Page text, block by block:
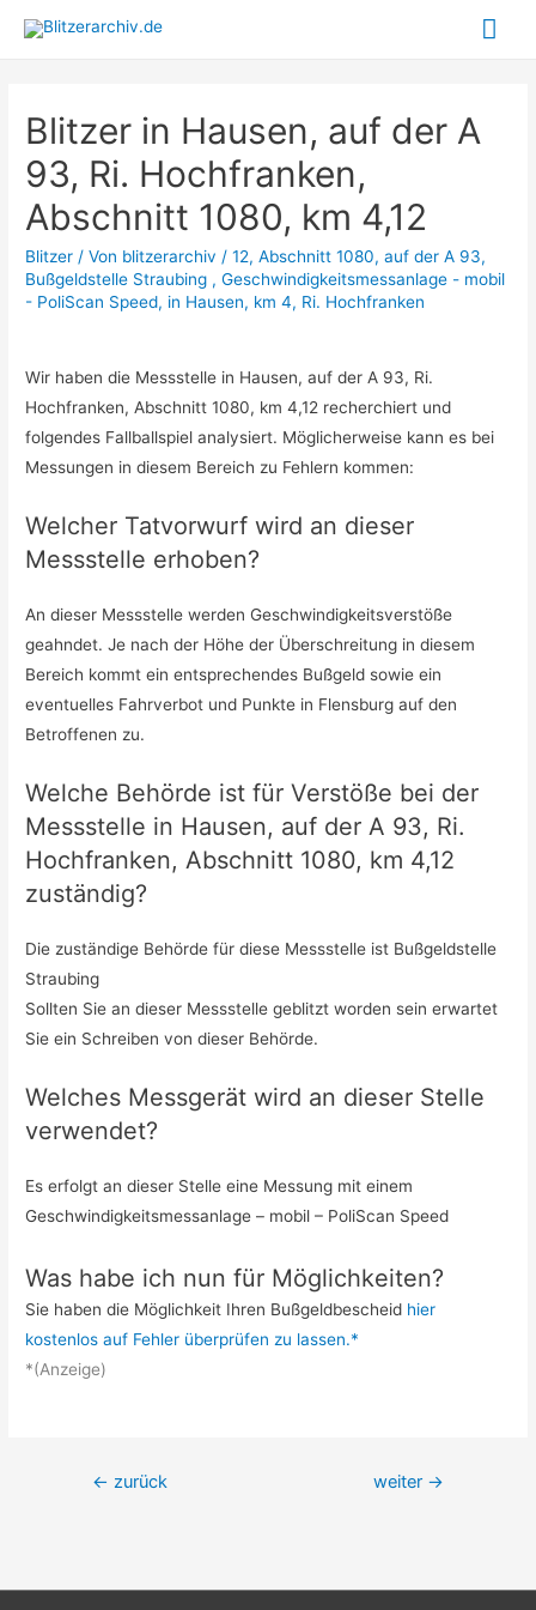
Blitzer in Hausen, auf der A
93, Ri. Hochfranken,
Abschnitt 1080, km 4,12
Blitzer / Von blitzerarchiv /12,Abschnitt 1080,auf der A 93,
Bußgeldstelle Straubing ,Geschwindigkeitsmessanlage - mobil
- PoliScan Speed, in Hausen, km 4, Ri. Hochfranken
Wir haben die Messstelle in Hausen, auf der A 93, Ri.
Hochfranken, Abschnitt 1080, km 4,12 recherchiert und
folgendes Fallballspiel analysiert. Möglicherweise kann es bei
Messungen in diesem Bereich zu Fehlern kommen:
Welcher Tatvorwurf wird an dieser
Messstelle erhoben?
An dieser Messstelle werden Geschwindigkeitsverstöße
geahndet. Je nach der Höhe der Überschreitung in diesem
Bereich kommt ein entsprechendes Bußgeld sowie ein
eventuelles Fahrverbot und Punkte in Flensburg auf den
Betroffenen zu.
Welche Behörde ist für Verstöße bei der
Messstelle in Hausen, auf der A 93, Ri.
Hochfranken, Abschnitt 1080, km 4,12
zuständig?
Die zuständige Behörde für diese Messstelle ist Bußgeldstelle
Straubing
Sollten Sie an dieser Messstelle geblitzt worden sein erwartet
Sie ein Schreiben von dieser Behörde.
Welches Messgerät wird an dieser Stelle
verwendet?
Es erfolgt an dieser Stelle eine Messung mit einem
Geschwindigkeitsmessanlage – mobil – PoliScan Speed
Was habe ich nun für Möglichkeiten?
Sie haben die Möglichkeit Ihren Bußgeldbescheid hier
kostenlos auf Fehler überprüfen zu lassen.*
*(Anzeige)
Beitrags-
← zurück weiter →